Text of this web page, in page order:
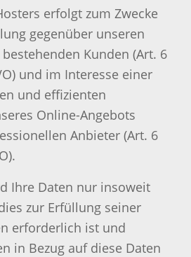
erfolgt zum Zwecke
gegenüber unseren
Kunden (Art. 6
und im Interesse einer
und effizienten
Online-Angebots
Anbieter (Art. 6
Ihre Daten nur insoweit
zur Erfüllung seiner
erforderlich ist und
in Bezug auf diese Daten